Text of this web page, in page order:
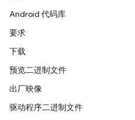
Android 代码库
要求
下载
预览二进制文件
出厂映像
驱动程序二进制文件